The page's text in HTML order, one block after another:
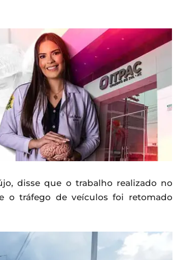
disse que o trabalho realizado no
o tráfego de veículos foi retomado